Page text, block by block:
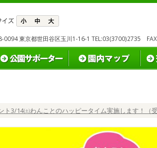
0094 東京都世田谷区玉川1-16-1 TEL:03(3700)2735
ト3/14㈯わんことのハッピータイム実施します！（